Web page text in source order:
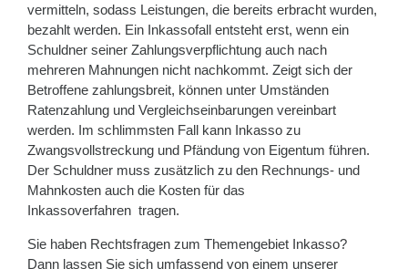
vermitteln, sodass Leistungen, die bereits erbracht wurden,
bezahlt werden. Ein Inkassofall entsteht erst, wenn ein
Schuldner seiner Zahlungsverpflichtung auch nach
mehreren Mahnungen nicht nachkommt. Zeigt sich der
Betroffene zahlungsbreit, können unter Umständen
Ratenzahlung und Vergleichseinbarungen vereinbart
werden. Im schlimmsten Fall kann Inkasso zu
Zwangsvollstreckung und Pfändung von Eigentum führen.
Der Schuldner muss zusätzlich zu den Rechnungs- und
Mahnkosten auch die Kosten für das
Inkassoverfahren tragen.
Sie haben Rechtsfragen zum Themengebiet Inkasso?
Dann lassen Sie sich umfassend von einem unserer